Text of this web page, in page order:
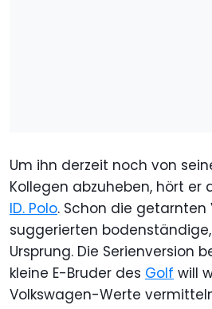
Um ihn derzeit noch von
Kollegen abzuheben, hört er
ID. Polo. Schon die getarnten
suggerierten
Ursprung. Die Serienversion
kleine E-Bruder des Golf will
Volkswagen-Werte